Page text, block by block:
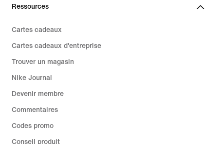
Ressources
Cartes cadeaux
Cartes cadeaux d'entreprise
Trouver un magasin
Nike Journal
Devenir membre
Commentaires
Codes promo
Conseil produit